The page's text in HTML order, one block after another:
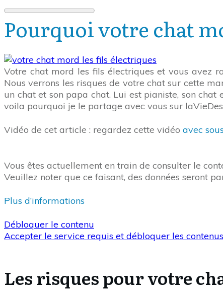
Pourquoi votre chat
Votre chat mord les fils électriques et vous avez
Nous verrons les risques de votre chat sur cette
un chat et son papa chat. Lui est pianiste, son
voila pourquoi je le partage avec vous sur
Vidéo de cet article : regardez cette vidéo avec
Vous êtes actuellement en train de consulter le
Veuillez noter que ce faisant, des données seront
Plus d’informations
Débloquer le contenu
Accepter le service requis et débloquer les contenus
Les risques pour votre